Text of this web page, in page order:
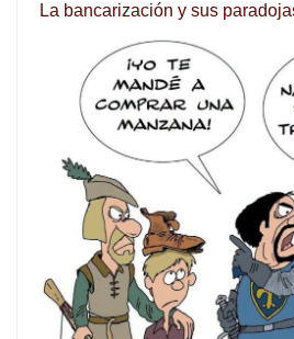
La bancarización y sus